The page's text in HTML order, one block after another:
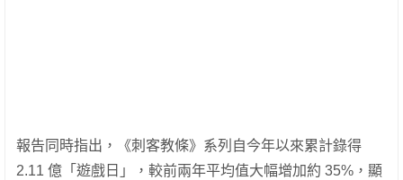
報告同時指出，《刺客教條》系列自今年以來累計錄得
2.11 億「遊戲日」，較前兩年平均值大幅增加約 35%，顯